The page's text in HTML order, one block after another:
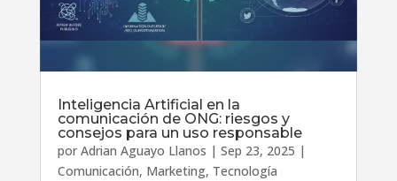
Inteligencia Artificial en la
comunicación de ONG: riesgos y
consejos para un uso responsable
por Adrian Aguayo Llanos | Sep 23, 2025 |
Comunicación, Marketing, Tecnología